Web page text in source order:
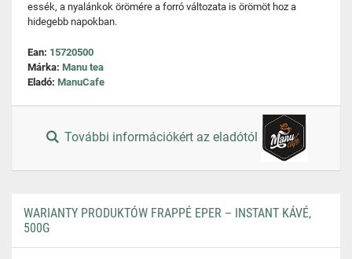
essék, a nyalánkok örömére a forró változata is örömöt hoz a
hidegebb napokban.
Ean: 15720500
Márka: Manu tea
Eladó: ManuCafe
További információkért az eladótól
WARIANTY PRODUKTÓW FRAPPÉ EPER – INSTANT KÁVÉ,
500G